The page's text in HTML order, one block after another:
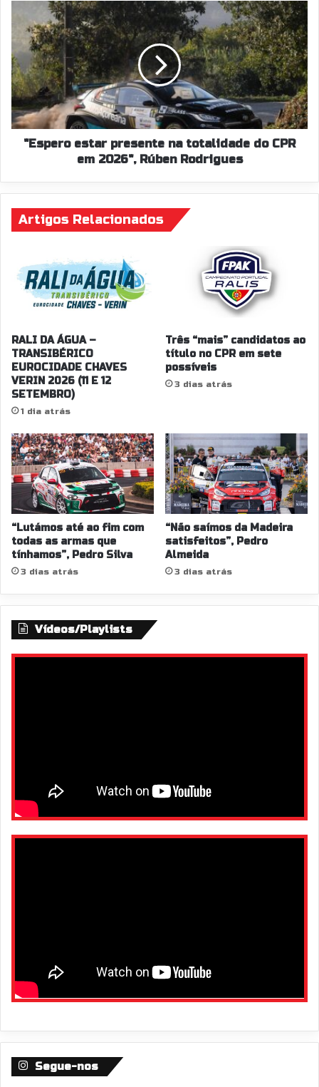
neste
projeto",
Francisco
Fontes
"Espero
estar
presente
na
totalidade
do
CPR
em
2026",
Rúben
"Espero estar presente na totalidade do CPR
em 2026", Rúben Rodrigues
Artigos Relacionados
RALI DA ÁGUA –
TRANSIBÉRICO
EUROCIDADE CHAVES
VERIN 2026 (11 E 12
SETEMBRO)
1 dia atrás
Três “mais” candidatos ao
título no CPR em sete
possíveis
3 dias atrás
“Lutámos até ao fim com
todas as armas que
tínhamos”, Pedro Silva
3 dias atrás
“Não saímos da Madeira
satisfeitos”, Pedro
Almeida
3 dias atrás
Vídeos/Playlists
Segue-nos